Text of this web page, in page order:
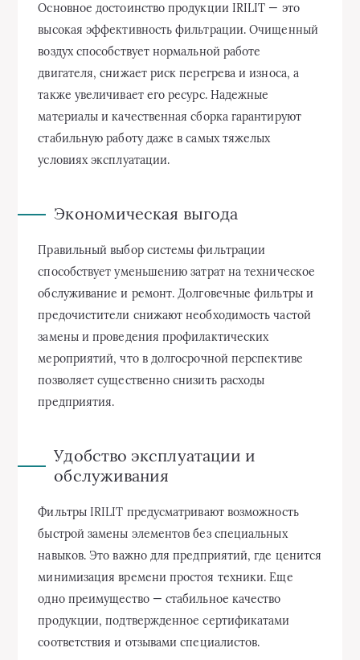
Основное достоинство продукции IRILIT — это
высокая эффективность фильтрации. Очищенный
воздух способствует нормальной работе
двигателя, снижает риск перегрева и износа, а
также увеличивает его ресурс. Надежные
материалы и качественная сборка гарантируют
стабильную работу даже в самых тяжелых
условиях эксплуатации.
Экономическая выгода
Правильный выбор системы фильтрации
способствует уменьшению затрат на техническое
обслуживание и ремонт. Долговечные фильтры и
предочистители снижают необходимость частой
замены и проведения профилактических
мероприятий, что в долгосрочной перспективе
позволяет существенно снизить расходы
предприятия.
Удобство эксплуатации и
обслуживания
Фильтры IRILIT предусматривают возможность
быстрой замены элементов без специальных
навыков. Это важно для предприятий, где ценится
минимизация времени простоя техники. Еще
одно преимущество — стабильное качество
продукции, подтвержденное сертификатами
соответствия и отзывами специалистов.